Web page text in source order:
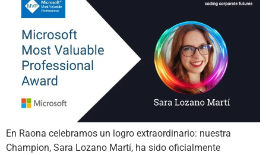
En Raona celebramos un logro extraordinario: nuestra
Champion, Sara Lozano Martí, ha sido oficialmente